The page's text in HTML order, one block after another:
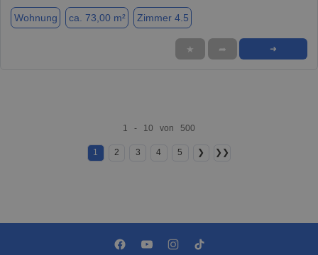
Wohnung ca. 73,00 m² Zimmer 4.5
★ ➦ ➜
1 - 10 von 500
1 2 3 4 5 ❯ ❯❯